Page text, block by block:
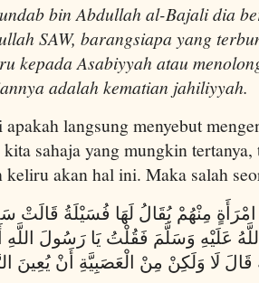
bin Abdullah al-Bajali dia
SAW, barangsiapa yang
kepada Asabiyyah atau
adalah kematian jahiliyyah.
apakah langsung menyebut
sahaja yang mungkin tertanya,
keliru akan hal ini. Maka salah
مِنْهُمْ يُقَالُ لَهَا فُسَيْلَةُ قَالَتْ
عَلَيْهِ وَسَلَّمَ فَقُلْتُ يَا رَسُولَ اللَّهِ
لَا وَلَكِنْ مِنْ الْعَصَبِيَّةِ أَنْ يُعِينَ